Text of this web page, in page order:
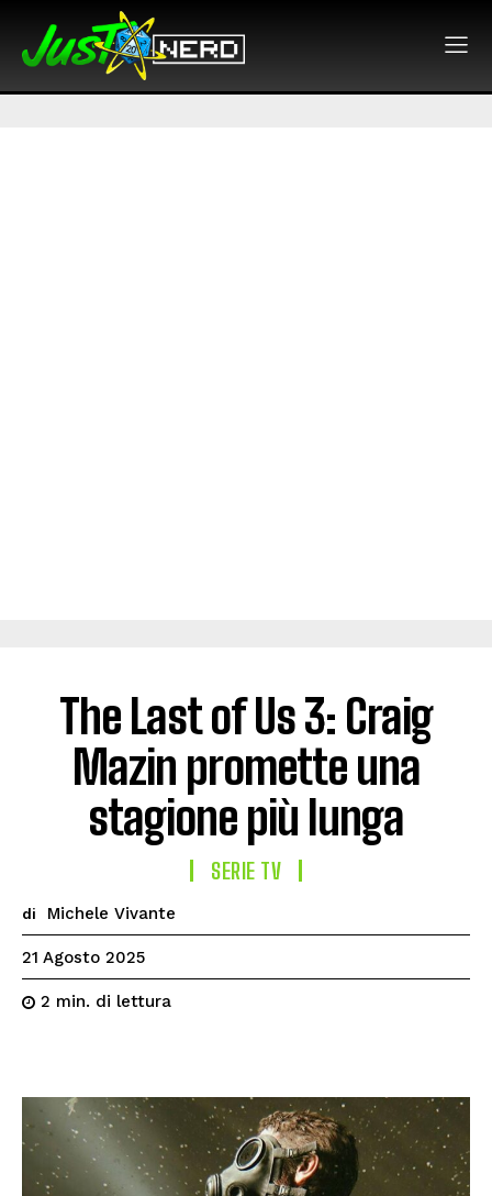
The Last of Us 3: Craig
Mazin promette una
stagione più lunga
SERIE TV
di Michele Vivante
21 Agosto 2025
2 min. di lettura